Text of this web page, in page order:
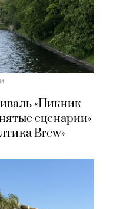
«Пикник
сценарии»
Brew»